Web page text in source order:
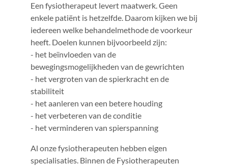
Een fysiotherapeut levert maatwerk. Geen
enkele patiënt is hetzelfde. Daarom kijken we bij
iedereen welke behandelmethode de voorkeur
heeft. Doelen kunnen bijvoorbeeld zijn:
- het beïnvloeden van de
bewegingsmogelijkheden van de gewrichten
- het vergroten van de spierkracht en de
stabiliteit
- het aanleren van een betere houding
- het verbeteren van de conditie
- het verminderen van spierspanning
Al onze fysiotherapeuten hebben eigen
specialisaties. Binnen de Fysiotherapeuten